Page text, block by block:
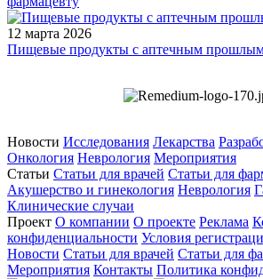
12 марта 2026
Пищевые продукты с аптечным
Новости Исследования Лекарства
Онкология Неврология Мероприятия
Статьи Статьи для врачей Статьи для
Акушерство и гинекология Неврология
Клинические случаи
Проект О компании О проекте Реклама
конфиденциальности Условия
Новости Статьи для врачей Статьи для
Мероприятия Контакты Политика